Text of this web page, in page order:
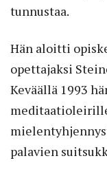
tunnustaa.
Hän aloitti
opettajaksi
Keväällä 1993
palavien